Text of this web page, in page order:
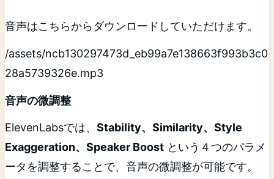
音声はこちらからダウンロードしていただけます。
/assets/ncb130297473d_eb99a7e138663f993b3c0
28a5739326e.mp3
音声の微調整
ElevenLabsでは、 Stability、Similarity、Style
Exaggeration、Speaker Boost という４つのパラメ
ータを調整することで、音声の微調整が可能です。